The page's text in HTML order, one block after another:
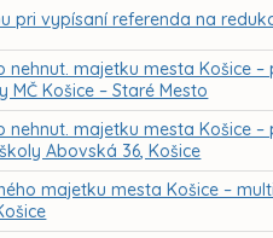
pri vypísaní referenda na
nehnut. majetku mesta Košice
MČ Košice – Staré Mesto
nehnut. majetku mesta Košice
Abovská 36, Košice
majetku mesta Košice –